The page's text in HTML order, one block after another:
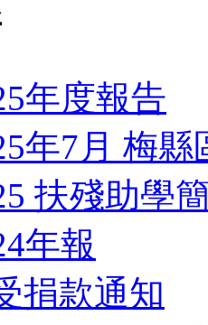
年度報告
年7月 梅
扶殘助學
年報
捐款通知